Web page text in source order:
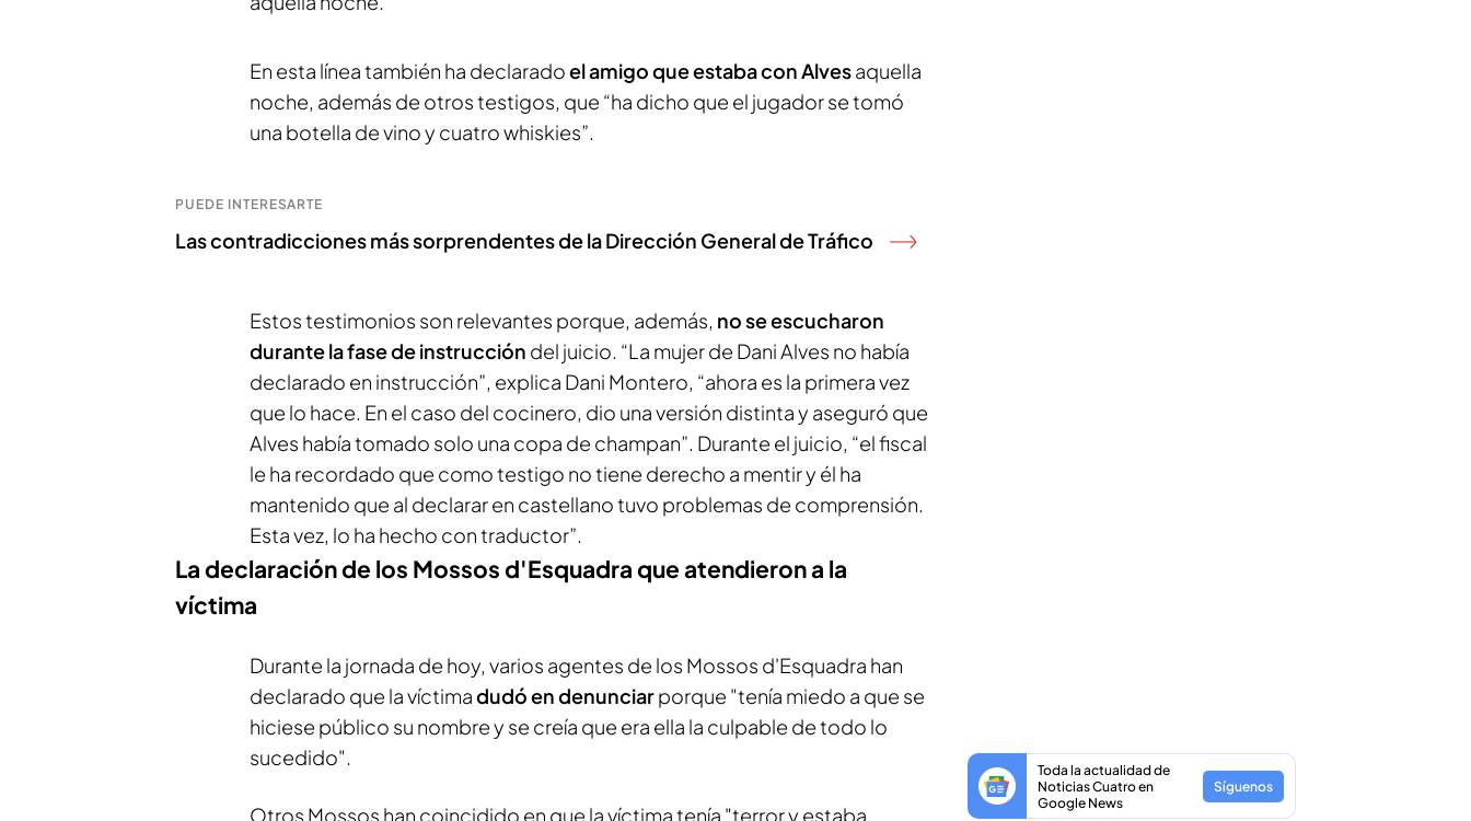
En esta línea también ha declaradoel amigo que estaba con Alvesaquella
noche, además de otros testigos, que “ha dicho que el jugador se tomó
una botella de vino y cuatro whiskies”.
PUEDE INTERESARTE
Las contradicciones más sorprendentes de la Dirección General de Tráfico
Estos testimonios son relevantes porque, además, no se escucharon
durante la fase de instrucción del juicio. “La mujer de Dani Alves no había
declarado en instrucción”, explica Dani Montero, “ahora es la primera vez
que lo hace. En el caso del cocinero, dio una versión distinta y aseguró que
Alves había tomado solo una copa de champan”. Durante el juicio, “el fiscal
le ha recordado que como testigo no tiene derecho a mentir y él ha
mantenido que al declarar en castellano tuvo problemas de comprensión.
Esta vez, lo ha hecho con traductor”.
La declaración de los Mossos d'Esquadra que atendieron a la
víctima
Durante la jornada de hoy, varios agentes de los Mossos d'Esquadra han
declarado que la víctimadudó en denunciarporque "tenía miedo a que se
hiciese público su nombre y se creía que era ella la culpable de todo lo
sucedido".
Toda la actualidad de
Noticias Cuatro en
Google News
Síguenos
Otros Mossos han coincidido en que la víctima tenía "terror y estaba